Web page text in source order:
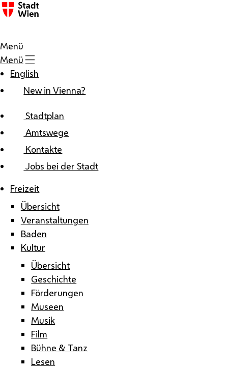
Zum Inhalt
Menü
Menü
English
New in Vienna?
Stadtplan
Amtswege
Kontakte
Jobs bei der Stadt
Freizeit
Übersicht
Veranstaltungen
Baden
Kultur
Übersicht
Geschichte
Förderungen
Museen
Musik
Film
Bühne & Tanz
Lesen